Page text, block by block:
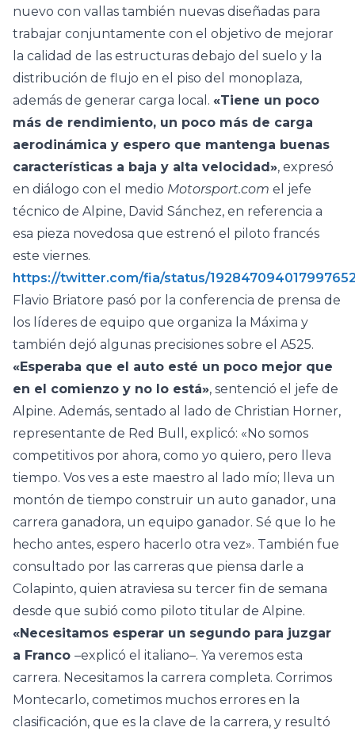
nuevo con vallas también nuevas diseñadas para
trabajar conjuntamente con el objetivo de mejorar
la calidad de las estructuras debajo del suelo y la
distribución de flujo en el piso del monoplaza,
además de generar carga local. «Tiene un poco
más de rendimiento, un poco más de carga
aerodinámica y espero que mantenga buenas
características a baja y alta velocidad», expresó
en diálogo con el medio Motorsport.com el jefe
técnico de Alpine, David Sánchez, en referencia a
esa pieza novedosa que estrenó el piloto francés
este viernes.
https://twitter.com/fia/status/
Flavio Briatore pasó por la conferencia de prensa de
los líderes de equipo que organiza la Máxima y
también dejó algunas precisiones sobre el A525.
«Esperaba que el auto esté un poco mejor que
en el comienzo y no lo está», sentenció el jefe de
Alpine. Además, sentado al lado de Christian Horner,
representante de Red Bull, explicó: «No somos
competitivos por ahora, como yo quiero, pero lleva
tiempo. Vos ves a este maestro al lado mío; lleva un
montón de tiempo construir un auto ganador, una
carrera ganadora, un equipo ganador. Sé que lo he
hecho antes, espero hacerlo otra vez». También fue
consultado por las carreras que piensa darle a
Colapinto, quien atraviesa su tercer fin de semana
desde que subió como piloto titular de Alpine.
«Necesitamos esperar un segundo para juzgar
a Franco –explicó el italiano–. Ya veremos esta
carrera. Necesitamos la carrera completa. Corrimos
Montecarlo, cometimos muchos errores en la
clasificación, que es la clave de la carrera, y resultó